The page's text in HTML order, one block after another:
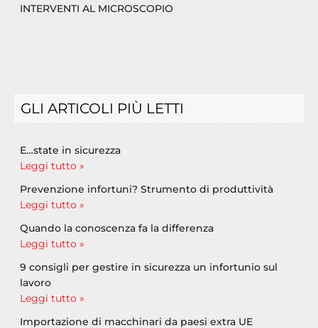
INTERVENTI AL MICROSCOPIO
GLI ARTICOLI PIÙ LETTI
E…state in sicurezza
Leggi tutto »
Prevenzione infortuni? Strumento di produttività
Leggi tutto »
Quando la conoscenza fa la differenza
Leggi tutto »
9 consigli per gestire in sicurezza un infortunio sul
lavoro
Leggi tutto »
Importazione di macchinari da paesi extra UE